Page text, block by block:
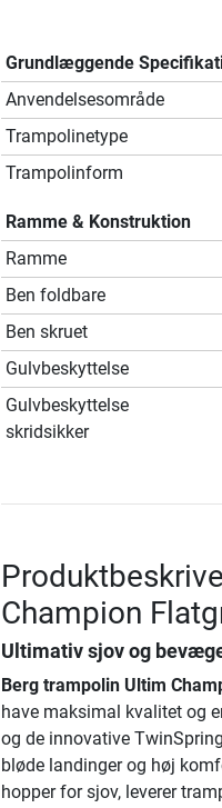
Grundlæggende
Anvendelsesområde
Trampolinetype
Trampolinform
Ramme & Konstruktion
Ramme
Ben foldbare
Ben skruet
Gulvbeskyttelse
Gulvbeskyttelse
skridsikker
Champion
Ultimativ sjov og
Berg trampolin Ultim
have maksimal kvalitet og
og de innovative
bløde landinger og høj
hopper for sjov, leverer